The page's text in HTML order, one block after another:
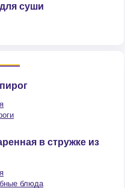
суши
в стружке из
блюда